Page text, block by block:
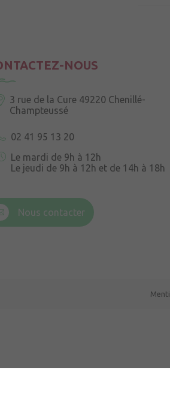
NOUS
3 rue de la Cure 49220 Chenillé-
Champteussé
02 41 95 13 20
Le mardi de 9h à 12h
Le jeudi de 9h à 12h et de 14h à 18h
Nous contacter